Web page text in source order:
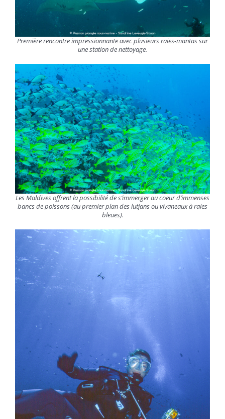
Première rencontre impressionnante avec plusieurs raies-mantas sur
une station de nettoyage.
Les Maldives offrent la possibilité de s’immerger au coeur d’immenses
bancs de poissons (au premier plan des lutjans ou vivaneaux à raies
bleues).